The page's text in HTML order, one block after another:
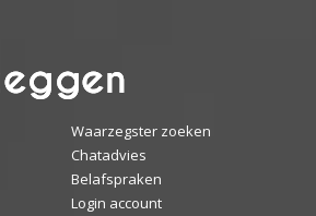
Waarzegster zoeken
Chatadvies
Belafspraken
Login account